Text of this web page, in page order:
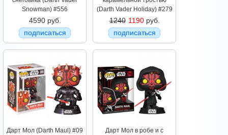
Snowman) #556
4590 руб.
подписаться
(Darth Vader Holiday) #279
1240 1190руб.
подписаться
Дарт Мол (Darth Maul) #09
Дарт Мол в робе и с